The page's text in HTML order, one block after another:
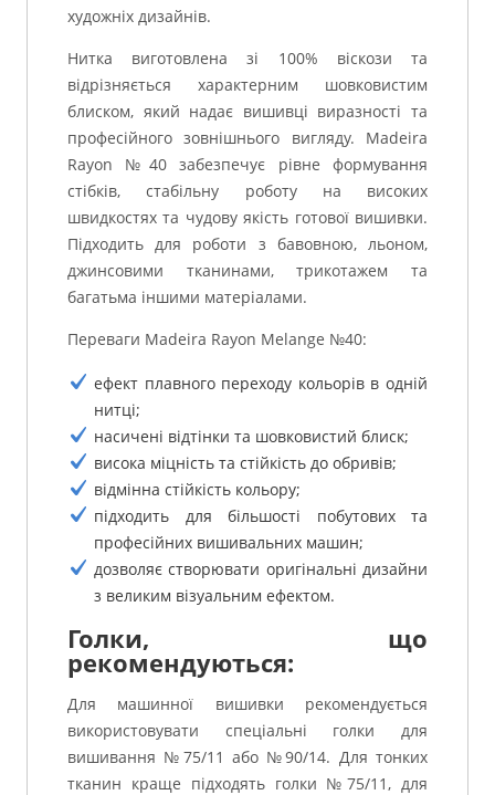
художніх дизайнів.
Нитка виготовлена ​​зі 100% віскози та
відрізняється характерним шовковистим
блиском, який надає вишивці виразності та
професійного зовнішнього вигляду. Madeira
Rayon №40 забезпечує рівне формування
стібків, стабільну роботу на високих
швидкостях та чудову якість готової вишивки.
Підходить для роботи з бавовною, льоном,
джинсовими тканинами, трикотажем та
багатьма іншими матеріалами.
Переваги Madeira Rayon Melange №40:
ефект плавного переходу кольорів в одній
нитці;
насичені відтінки та шовковистий блиск;
висока міцність та стійкість до обривів;
відмінна стійкість кольору;
підходить для більшості побутових та
професійних вишивальних машин;
дозволяє створювати оригінальні дизайни
з великим візуальним ефектом.
Голки, що
рекомендуються:
Для машинної вишивки рекомендується
використовувати спеціальні голки для
вишивання №75/11 або №90/14. Для тонких
тканин краще підходять голки №75/11, для